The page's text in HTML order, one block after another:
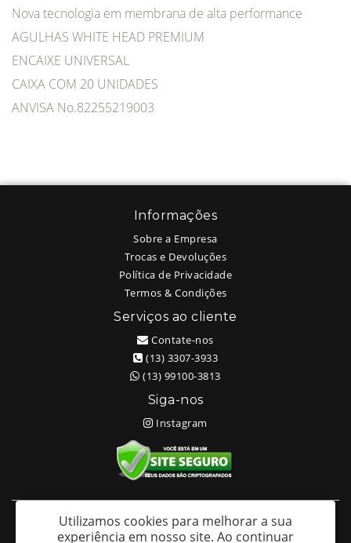
Nova tecnologia em membrana de alta performance
AGULHAS WHITE HEAD PREMIUM
ENCAIXE UNIVERSAL
CAIXA COM 20 UNIDADES
ANVISA No.82255219003
Informações
Sobre a Empresa
Trocas e Devoluções
Política de Privacidade
Termos & Condições
Serviços ao cliente
Contate-nos
(13) 3307-3933
(13) 99100-3813
Siga-nos
Instagram
White Head Tattoo (Wellington Ricardo Kudlinski EPP) - CNPJ:
Utilizamos cookies para melhorar a sua
experiência em nosso site. Ao continuar